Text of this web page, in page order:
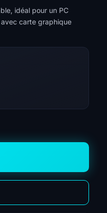
idéal pour un PC
carte graphique